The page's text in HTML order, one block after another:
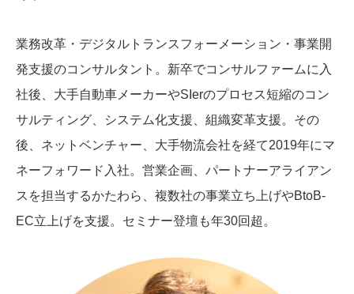
業務改革・デジタルトランスフォーメーション・事業開
発支援のコンサルタント。新卒でコンサルファームに入
社後、大手自動車メーカーやSIerのプロセス短縮のコン
サルティング、システム化支援、組織変革支援。その
後、ネットベンチャー、大手物流会社を経て2019年にマ
ネーフォワード入社。営業企画、パートナーアライアン
スを担当するかたわら、複数社の事業立ち上げやBtoB-
EC立上げを支援。セミナー登壇も年30回超。